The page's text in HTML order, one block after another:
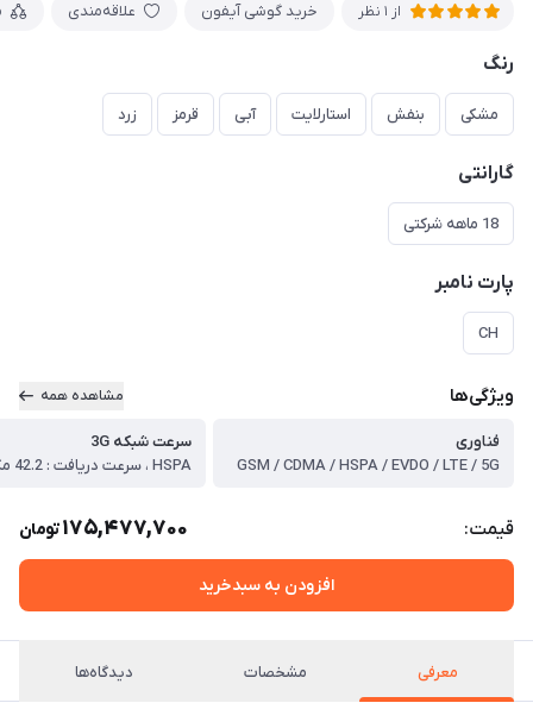
از 1 نظر خرید گوشی آیفون علاقه‌مندی
رنگ
مشکی بنفش استارلایت آبی قرمز زرد
گارانتی
18 ماهه شرکتی
پارت نامبر
CH
ویژگی‌ها مشاهده همه
فناوری
GSM / CDMA / HSPA / EVDO / LTE / 5G
سرعت شبکه 3G
قیمت: 175,477,700تومان
افزودن به سبدخرید
معرفی مشخصات دیدگاه‌ها